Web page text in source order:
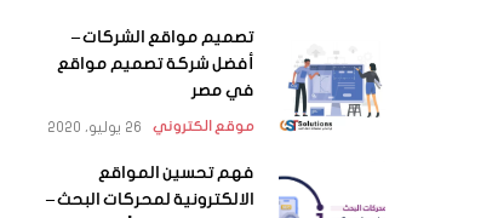
تصميم مواقع الشركات –
أفضل شركة تصميم مواقع
في مصر
موقع الكتروني 26 يوليو، 2020
فهم تحسين المواقع
الالكترونية لمحركات البحث –